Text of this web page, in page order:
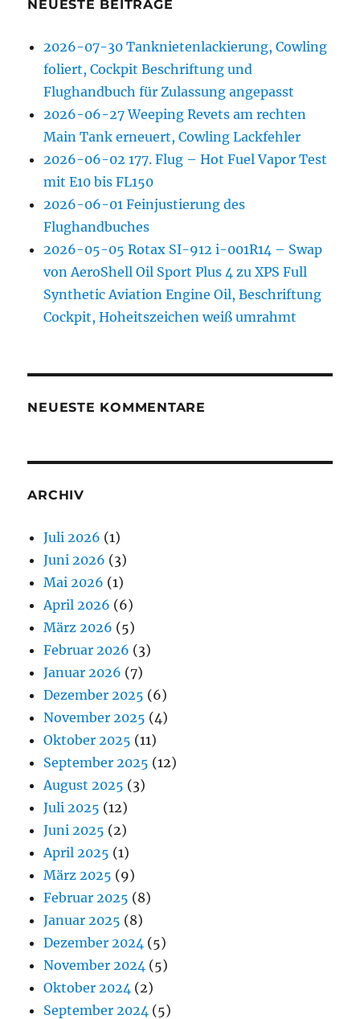
NEUESTE BEITRÄGE
2026-07-30 Tanknietenlackierung, Cowling
foliert, Cockpit Beschriftung und
Flughandbuch für Zulassung angepasst
2026-06-27 Weeping Revets am rechten
Main Tank erneuert, Cowling Lackfehler
2026-06-02 177. Flug – Hot Fuel Vapor Test
mit E10 bis FL150
2026-06-01 Feinjustierung des
Flughandbuches
2026-05-05 Rotax SI-912 i-001R14 – Swap
von AeroShell Oil Sport Plus 4 zu XPS Full
Synthetic Aviation Engine Oil, Beschriftung
Cockpit, Hoheitszeichen weiß umrahmt
NEUESTE KOMMENTARE
ARCHIV
Juli 2026 (1)
Juni 2026 (3)
Mai 2026 (1)
April 2026 (6)
März 2026 (5)
Februar 2026 (3)
Januar 2026 (7)
Dezember 2025 (6)
November 2025 (4)
Oktober 2025 (11)
September 2025 (12)
August 2025 (3)
Juli 2025 (12)
Juni 2025 (2)
April 2025 (1)
März 2025 (9)
Februar 2025 (8)
Januar 2025 (8)
Dezember 2024 (5)
November 2024 (5)
Oktober 2024 (2)
September 2024 (5)